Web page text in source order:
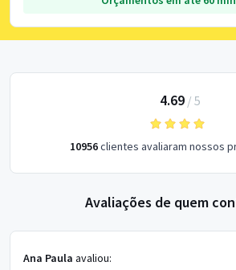
4.69/ 5
10956clientes avaliaram nossos
Avaliações de quem
Ana Paula avaliou: